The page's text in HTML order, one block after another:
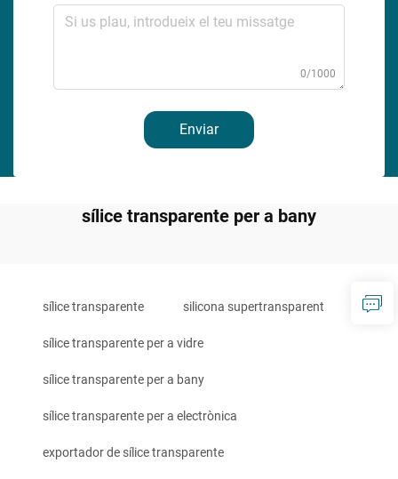
0/1000
Enviar
sílice transparente per a bany
sílice transparente silicona supertransparent
sílice transparente per a vidre
sílice transparente per a bany
sílice transparente per a electrònica
exportador de sílice transparente